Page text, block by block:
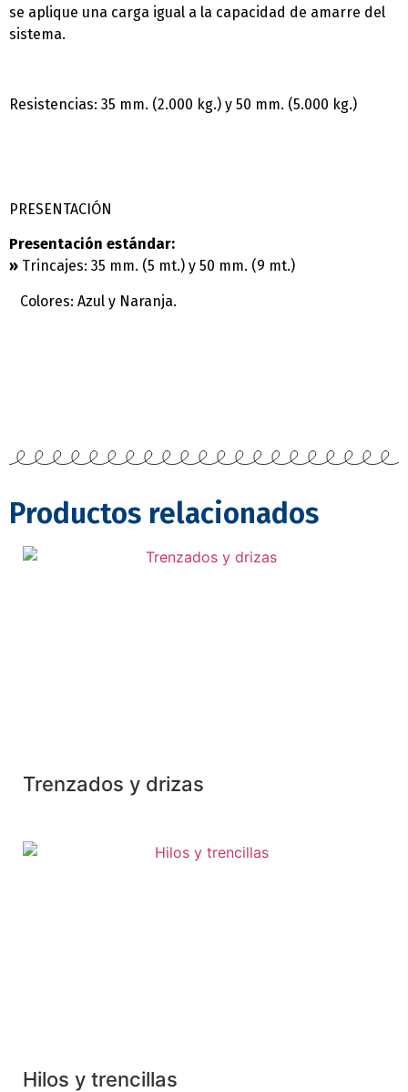
se aplique una carga igual a la capacidad de amarre del
sistema.
Resistencias: 35 mm. (2.000 kg.) y 50 mm. (5.000 kg.)
PRESENTACIÓN
Presentación estándar:
» Trincajes: 35 mm. (5 mt.) y 50 mm. (9 mt.)
Colores: Azul y Naranja.
Productos relacionados
Trenzados y drizas
Hilos y trencillas